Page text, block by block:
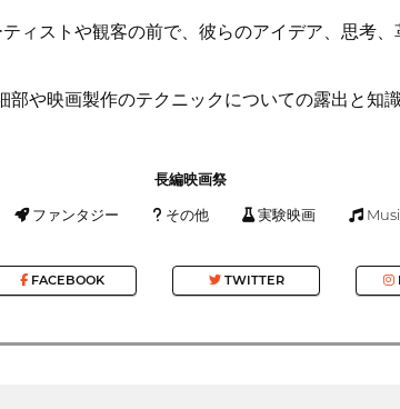
ィストや観客の前で、彼らのアイデア、思考
や映画製作のテクニックについての露出と知
長編映画祭
ファンタジー その他 実験映画
FACEBOOK TWITTER